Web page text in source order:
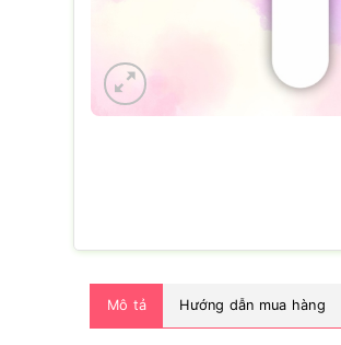
Mô tả Hướng dẫn mua hàng